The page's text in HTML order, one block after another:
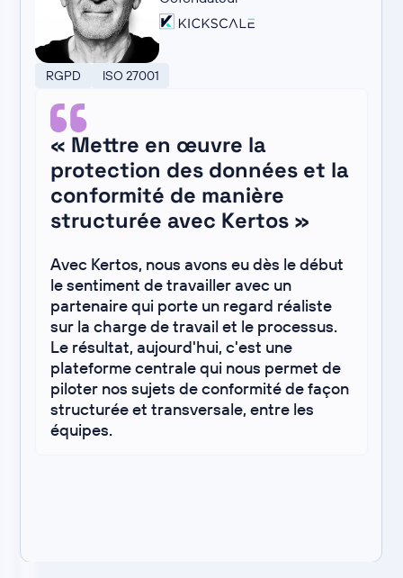
RGPD ISO 27001
« Mettre en œuvre la
protection des données et la
conformité de manière
structurée avec Kertos »
Avec Kertos, nous avons eu dès le début
le sentiment de travailler avec un
partenaire qui porte un regard réaliste
sur la charge de travail et le processus.
Le résultat, aujourd'hui, c'est une
plateforme centrale qui nous permet de
piloter nos sujets de conformité de façon
structurée et transversale, entre les
équipes.